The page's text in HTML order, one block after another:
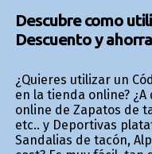
Descubre como
Descuento y
¿Quieres utilizar un
en la tienda online?
online de Zapatos de
etc.. y Deportivas
Sandalias de tacón,